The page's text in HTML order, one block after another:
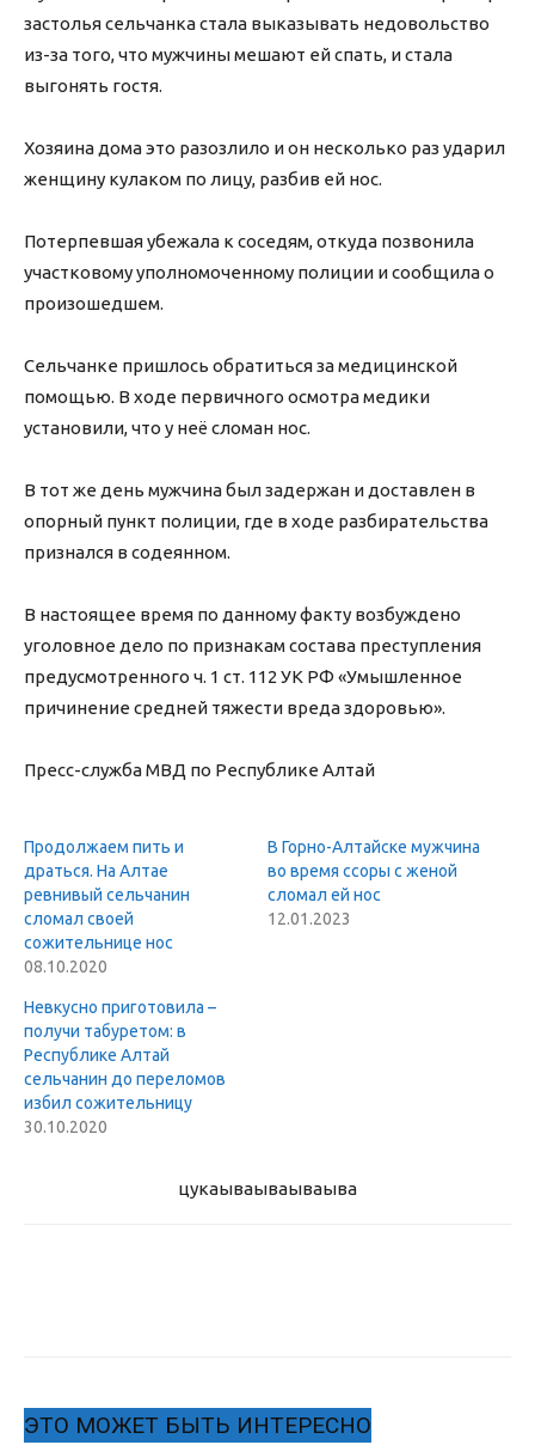
застолья сельчанка стала выказывать недовольство
из-за того, что мужчины мешают ей спать, и стала
выгонять гостя.
Хозяина дома это разозлило и он несколько раз ударил
женщину кулаком по лицу, разбив ей нос.
Потерпевшая убежала к соседям, откуда позвонила
участковому уполномоченному полиции и сообщила о
произошедшем.
Сельчанке пришлось обратиться за медицинской
помощью. В ходе первичного осмотра медики
установили, что у неё сломан нос.
В тот же день мужчина был задержан и доставлен в
опорный пункт полиции, где в ходе разбирательства
признался в содеянном.
В настоящее время по данному факту возбуждено
уголовное дело по признакам состава преступления
предусмотренного ч. 1 ст. 112 УК РФ «Умышленное
причинение средней тяжести вреда здоровью».
Пресс-служба МВД по Республике Алтай
Продолжаем пить и
драться. На Алтае
ревнивый сельчанин
сломал своей
сожительнице нос
08.10.2020
В Горно-Алтайске мужчина
во время ссоры с женой
сломал ей нос
12.01.2023
Невкусно приготовила –
получи табуретом: в
Республике Алтай
сельчанин до переломов
избил сожительницу
30.10.2020
цукаываываываыва
ЭТО МОЖЕТ БЫТЬ ИНТЕРЕСНО